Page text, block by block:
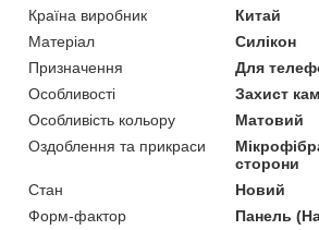
Країна виробник
Китай
Матеріал
Силікон
Призначення
Для
Особливості
Захист
Особливість кольору
Матовий
Оздоблення та прикраси
сторони
Стан
Новий
Форм-фактор
Панель